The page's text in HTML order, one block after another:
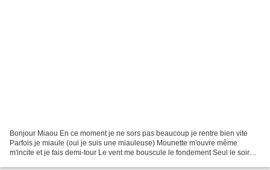
Bonjour Miaou En ce moment je ne sors pas beaucoup je rentre bien vite
Parfois je miaule (oui je suis une miauleuse) Mounette m'ouvre même
m'incite et je fais demi-tour Le vent me bouscule le fondement Seul le soir